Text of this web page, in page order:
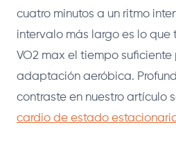
cuatro minutos a un ritmo
intervalo más largo es lo que
VO2 max el tiempo
adaptación aeróbica.
contraste en nuestro artículo
cardio de estado